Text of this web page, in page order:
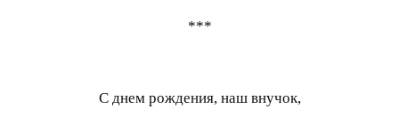
***
С днем рождения, наш внучок,